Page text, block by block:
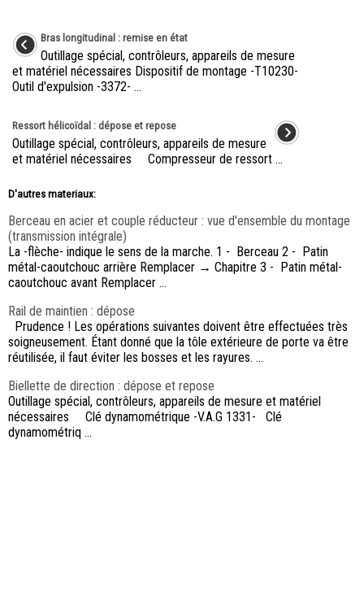
Bras longitudinal : remise en état
Outillage spécial, contrôleurs, appareils de mesure
et matériel nécessaires Dispositif de montage -T10230-
Outil d'expulsion -3372- ...
Ressort hélicoïdal : dépose et repose
Outillage spécial, contrôleurs, appareils de mesure
et matériel nécessaires Compresseur de ressort ...
D'autres materiaux:
Berceau en acier et couple réducteur : vue d'ensemble du montage
(transmission intégrale)
La -flèche- indique le sens de la marche. 1 - Berceau 2 - Patin
métal-caoutchouc arrière Remplacer → Chapitre 3 - Patin métal-
caoutchouc avant Remplacer ...
Rail de maintien : dépose
Prudence ! Les opérations suivantes doivent être effectuées très
soigneusement. Étant donné que la tôle extérieure de porte va être
réutilisée, il faut éviter les bosses et les rayures. ...
Biellette de direction : dépose et repose
Outillage spécial, contrôleurs, appareils de mesure et matériel
nécessaires Clé dynamométrique -V.A.G 1331- Clé
dynamométriq ...